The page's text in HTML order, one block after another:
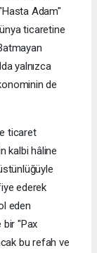
"Hasta Adam"
ticaretine
yalnızca
de
ticaret
kalbi hâline
ederek
eden
bir "Pax
bu refah ve